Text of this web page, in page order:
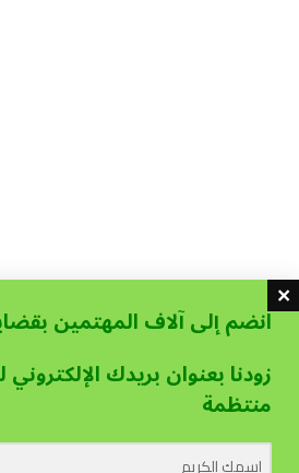
انضم إلى آلاف المهتمين
زودنا بعنوان بريدك
منتظمة